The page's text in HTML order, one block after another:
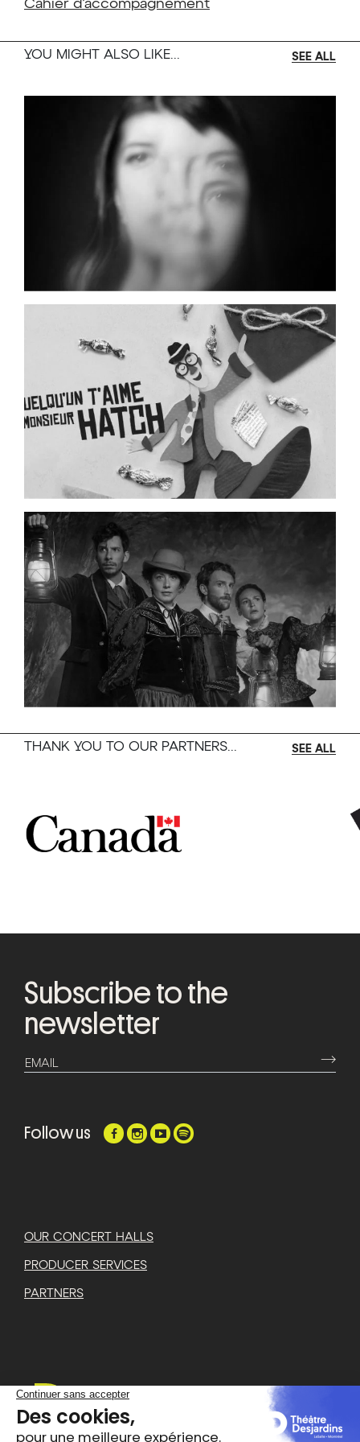
Lumières : Stéphane Ménigot
Cahier d’accompagnement
YOU MIGHT ALSO LIKE... SEE ALL
THANK YOU TO OUR PARTNERS... SEE ALL
Subscribe to the
newsletter
EMAIL ⟶
Follow us
OUR CONCERT HALLS
PRODUCER SERVICES
PARTNERS